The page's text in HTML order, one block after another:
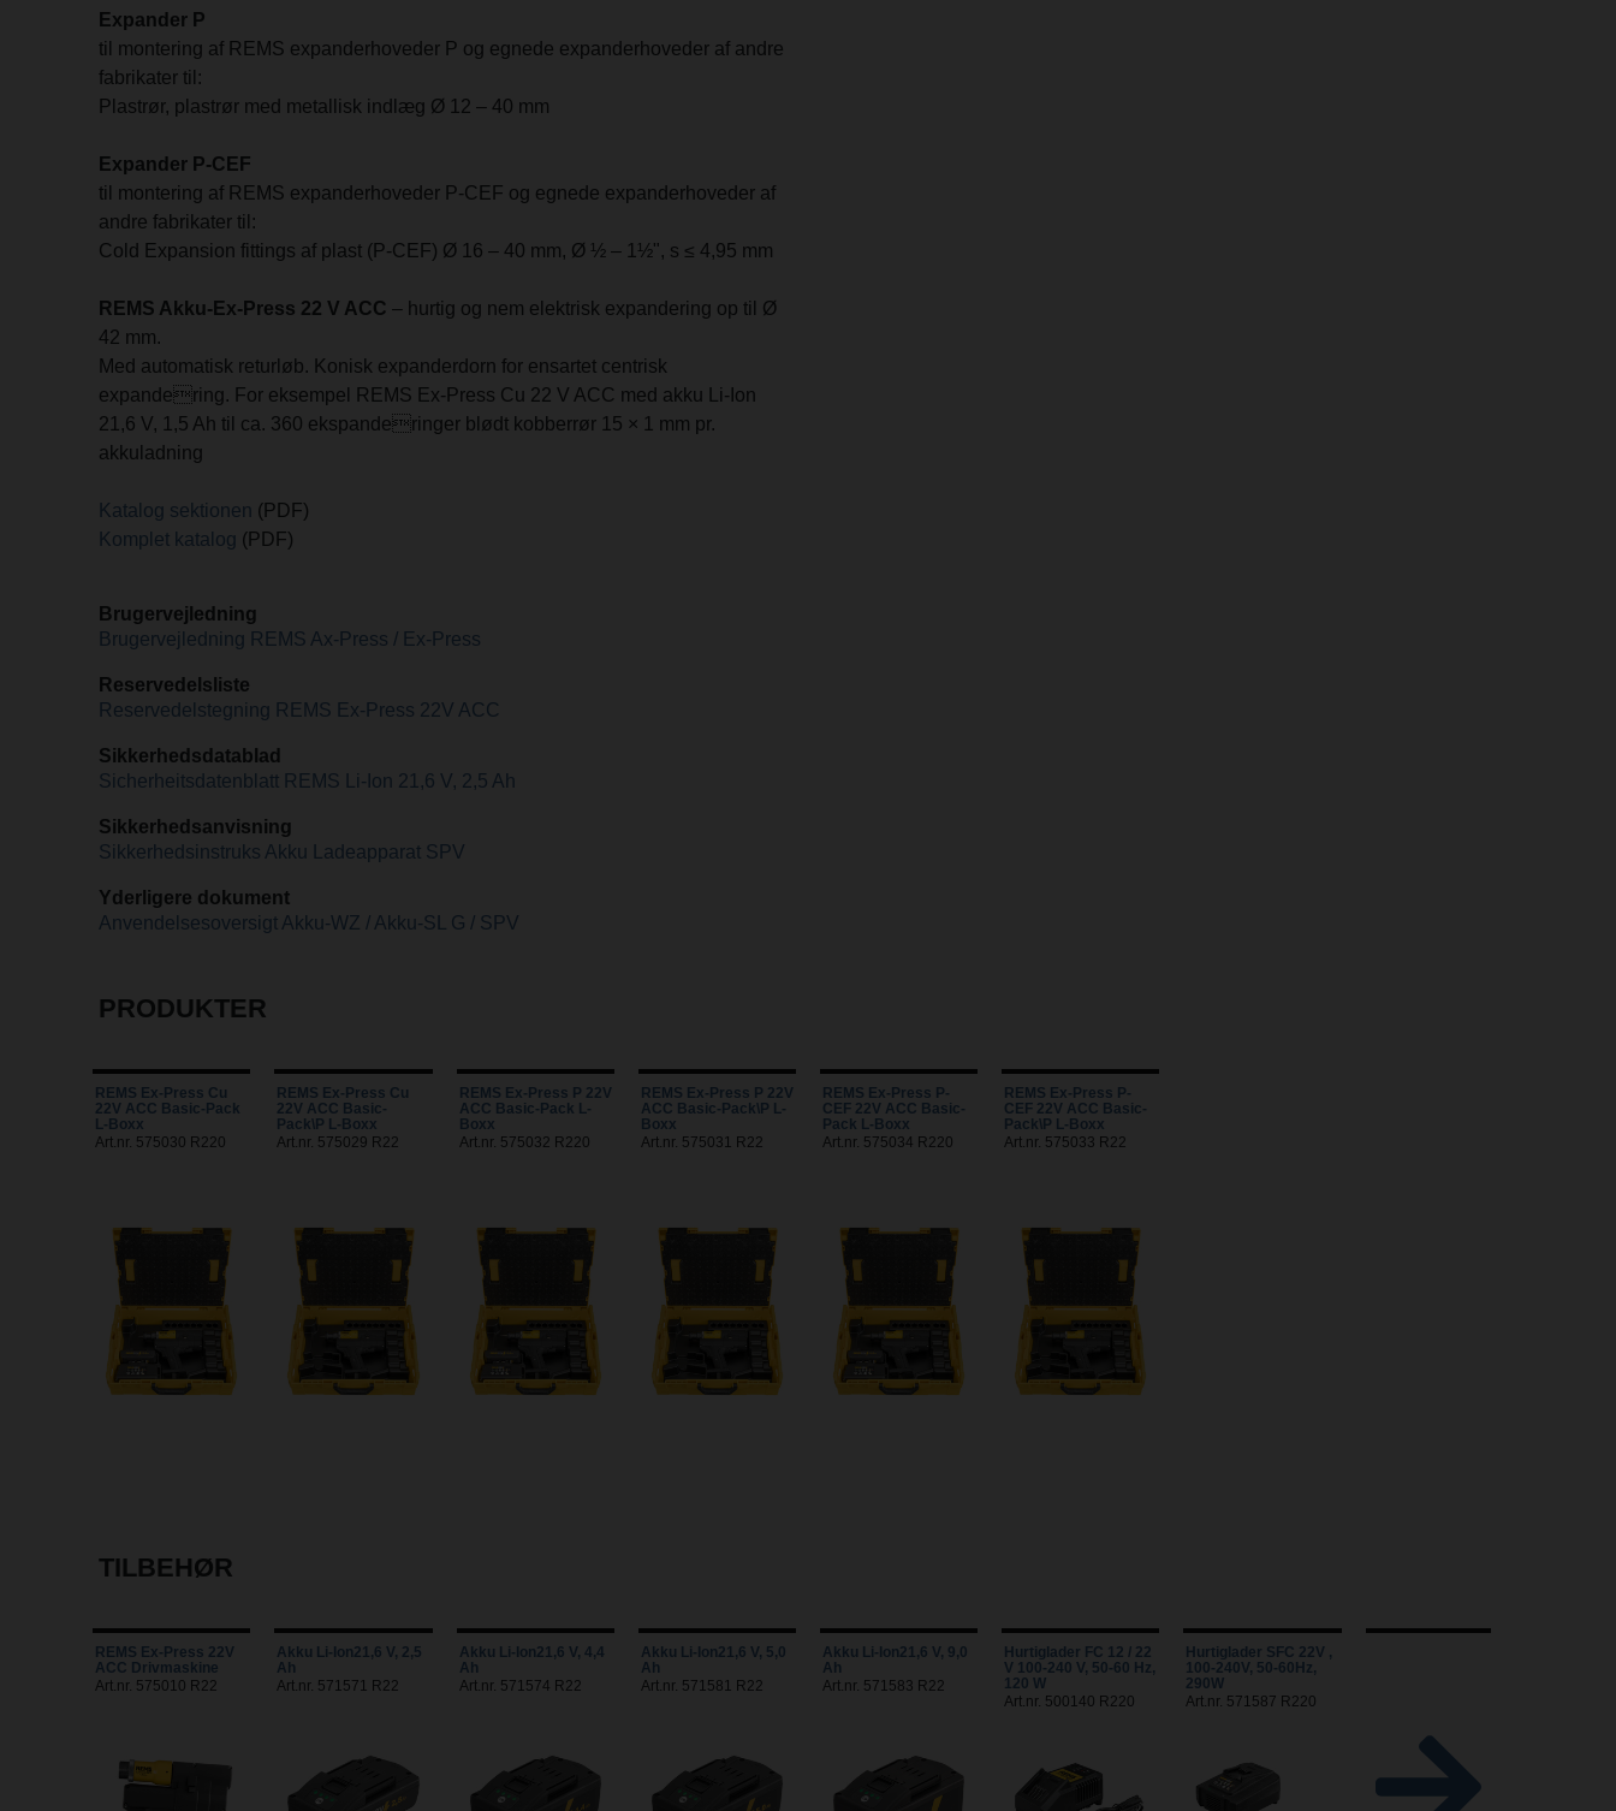
Expander P
til montering af REMS expanderhoveder P og egnede expanderhoveder af andre
fabrikater til:
Plastrør, plastrør med metallisk indlæg Ø 12 – 40 mm
Expander P-CEF
til montering af REMS expanderhoveder P-CEF og egnede expanderhoveder af
andre fabrikater til:
Cold Expansion fittings af plast (P-CEF) Ø 16 – 40 mm, Ø ½ – 1½", s ≤ 4,95 mm
REMS Akku-Ex-Press 22 V ACC – hurtig og nem elektrisk expandering op til Ø
42 mm.
Med automatisk returløb. Konisk expanderdorn for ensartet centrisk
expandering. For eksempel REMS Ex-Press Cu 22 V ACC med akku Li-Ion
21,6 V, 1,5 Ah til ca. 360 ekspanderinger blødt kobberrør 15 × 1 mm pr.
akkuladning
Katalog sektionen (PDF)
Komplet katalog (PDF)
Brugervejledning
Brugervejledning REMS Ax-Press / Ex-Press
Reservedelsliste
Reservedelstegning REMS Ex-Press 22V ACC
Sikkerhedsdatablad
Sicherheitsdatenblatt REMS Li-Ion 21,6 V, 2,5 Ah
Sikkerhedsanvisning
Sikkerhedsinstruks Akku Ladeapparat SPV
Yderligere dokument
Anvendelsesoversigt Akku-WZ / Akku-SL G / SPV
PRODUKTER
REMS Ex-Press Cu
22V ACC Basic-Pack
L-Boxx
Art.nr. 575030 R220
REMS Ex-Press Cu
22V ACC Basic-
Pack\P L-Boxx
Art.nr. 575029 R22
REMS Ex-Press P 22V
ACC Basic-Pack L-
Boxx
Art.nr. 575032 R220
REMS Ex-Press P 22V
ACC Basic-Pack\P L-
Boxx
Art.nr. 575031 R22
REMS Ex-Press P-
CEF 22V ACC Basic-
Pack L-Boxx
Art.nr. 575034 R220
REMS Ex-Press P-
CEF 22V ACC Basic-
Pack\P L-Boxx
Art.nr. 575033 R22
TILBEHØR
REMS Ex-Press 22V
ACC Drivmaskine
Art.nr. 575010 R22
Akku Li-Ion21,6 V, 2,5
Ah
Art.nr. 571571 R22
Akku Li-Ion21,6 V, 4,4
Ah
Art.nr. 571574 R22
Akku Li-Ion21,6 V, 5,0
Ah
Art.nr. 571581 R22
Akku Li-Ion21,6 V, 9,0
Ah
Art.nr. 571583 R22
Hurtiglader FC 12 / 22
V 100-240 V, 50-60 Hz,
120 W
Art.nr. 500140 R220
Hurtiglader SFC 22V ,
100-240V, 50-60Hz,
290W
Art.nr. 571587 R220